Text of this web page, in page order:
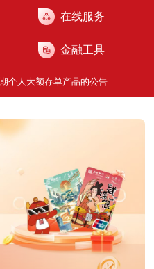
在线服务
金融工具
期个人大额存单产品的公告
期个人大额存单产品的公告
个人大额存单产品的公告